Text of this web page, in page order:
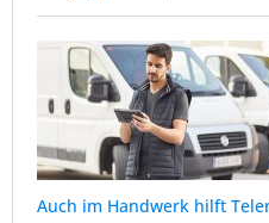
Auch im Handwerk hilft